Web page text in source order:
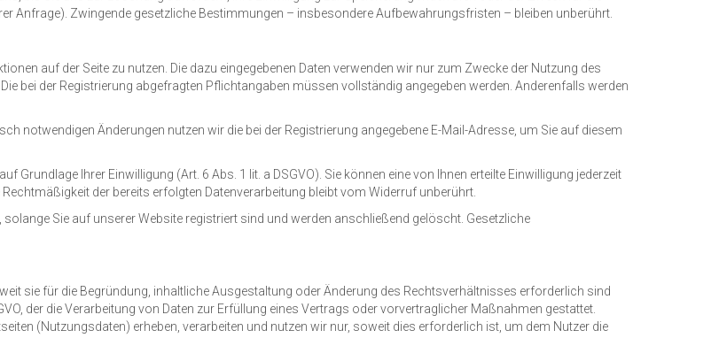
Anfrage). Zwingende gesetzliche Bestimmungen – insbesondere Aufbewahrungsfristen – bleiben unberührt.
auf der Seite zu nutzen. Die dazu eingegebenen Daten verwenden wir nur zum Zwecke der Nutzung des
bei der Registrierung abgefragten Pflichtangaben müssen vollständig angegeben werden. Anderenfalls werden
notwendigen Änderungen nutzen wir die bei der Registrierung angegebene E-Mail-Adresse, um Sie auf diesem
Grundlage Ihrer Einwilligung (Art. 6 Abs. 1 lit. a DSGVO). Sie können eine von Ihnen erteilte Einwilligung jederzeit
der bereits erfolgten Datenverarbeitung bleibt vom Widerruf unberührt.
Sie auf unserer Website registriert sind und werden anschließend gelöscht. Gesetzliche
sie für die Begründung, inhaltliche Ausgestaltung oder Änderung des Rechtsverhältnisses erforderlich sind
der die Verarbeitung von Daten zur Erfüllung eines Vertrags oder vorvertraglicher Maßnahmen gestattet.
(Nutzungsdaten) erheben, verarbeiten und nutzen wir nur, soweit dies erforderlich ist, um dem Nutzer die